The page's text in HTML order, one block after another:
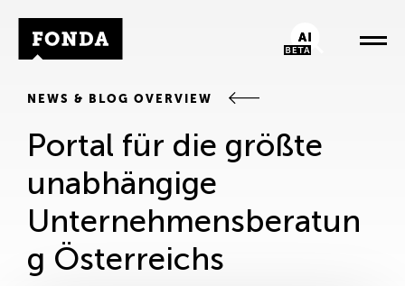
Fonda Logo AI-Chatbot
NEWS & BLOG OVERVIEW
Portal für die größte
unabhängige
Unternehmensberatun
g Österreichs